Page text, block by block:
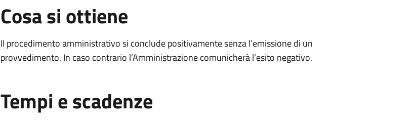
Cosa si ottiene
Il procedimento amministrativo si conclude positivamente senza l’emissione di un
provvedimento. In caso contrario l’Amministrazione comunicherà l’esito negativo.
Tempi e scadenze